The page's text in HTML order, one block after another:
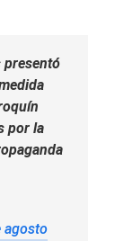
presentó
por la
agosto